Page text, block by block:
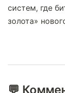
систем, где
золота»
💬